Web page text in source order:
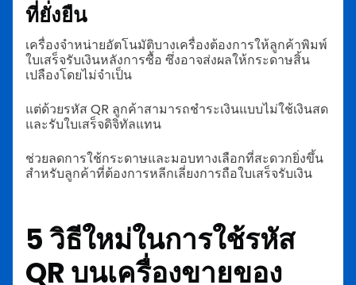
ที่ยั่งยืน
เครื่องจำหน่ายอัตโนมัติบางเครื่องต้องการให้ลูกค้าพิมพ์
ใบเสร็จรับเงินหลังการซื้อ ซึ่งอาจส่งผลให้กระดาษสิ้น
เปลืองโดยไม่จำเป็น
แต่ด้วยรหัส QR ลูกค้าสามารถชำระเงินแบบไม่ใช้เงินสด
และรับใบเสร็จดิจิทัลแทน
ช่วยลดการใช้กระดาษและมอบทางเลือกที่สะดวกยิ่งขึ้น
สำหรับลูกค้าที่ต้องการหลีกเลี่ยงการถือใบเสร็จรับเงิน
5 วิธีใหม่ในการใช้รหัส
QR บนเครื่องขายของ